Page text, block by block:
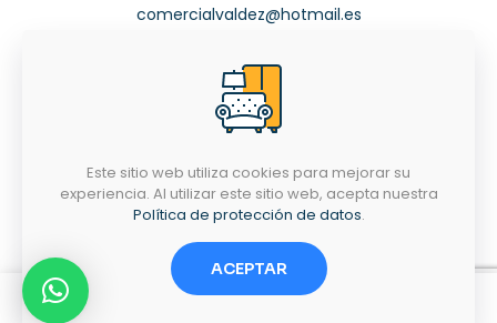
comercialvaldez@hotmail.es
Horarios
LUNES-SÁBADO
9:00AM - 6:30PM
Términos y condiciones
Politica de privacidad
Este sitio web utiliza cookies para mejorar su
experiencia. Al utilizar este sitio web, acepta nuestra
Política de protección de datos.
ACEPTAR